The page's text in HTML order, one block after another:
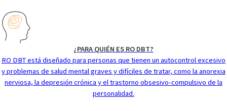
¿PARA QUIÉN ES RO DBT?
RO DBT está diseñado para personas que tienen un autocontrol excesivo
y problemas de salud mental graves y difíciles de tratar, como la anorexia
nerviosa, la depresión crónica y el trastorno obsesivo-compulsivo de la
personalidad.